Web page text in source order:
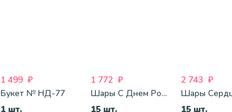
1 499 ₽
Букет № НД-77
1 шт.
1 772 ₽
Шары С Днем Рождения
15 шт.
2 743 ₽
15 шт.